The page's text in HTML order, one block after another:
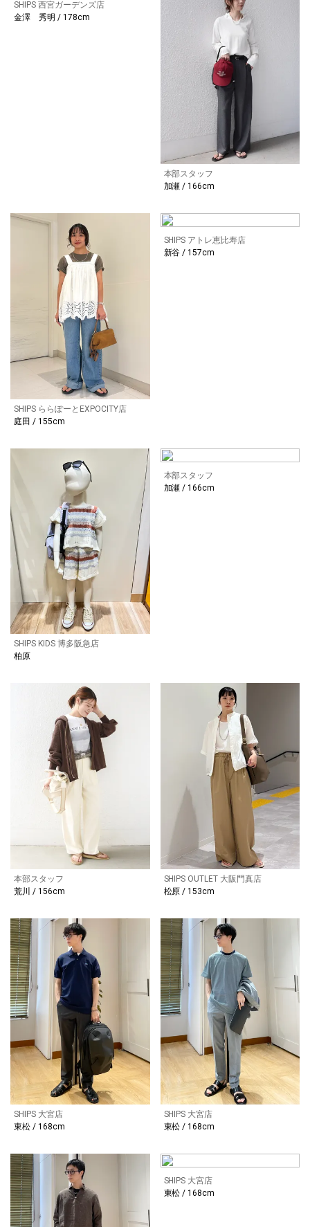
SHIPS 西宮ガーデンズ店
金澤 秀明 / 178cm
本部スタッフ
加瀬 / 166cm
SHIPS ららぽーとEXPOCITY店
庭田 / 155cm
SHIPS アトレ恵比寿店
新谷 / 157cm
SHIPS KIDS 博多阪急店
柏原
本部スタッフ
加瀬 / 166cm
本部スタッフ
荒川 / 156cm
SHIPS OUTLET 大阪門真店
松原 / 153cm
SHIPS 大宮店
東松 / 168cm
SHIPS 大宮店
東松 / 168cm
SHIPS 大宮店
東松 / 168cm